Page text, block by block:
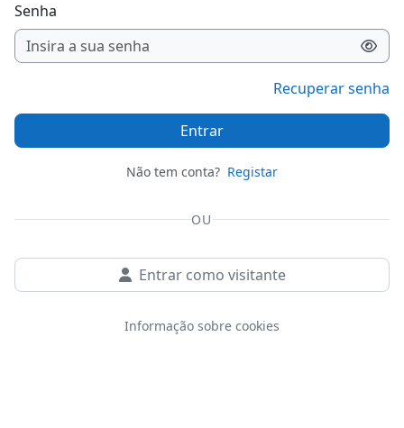
Senha
Recuperar senha
Entrar
Não tem conta? Registar
OU
Entrar como visitante
Informação sobre cookies